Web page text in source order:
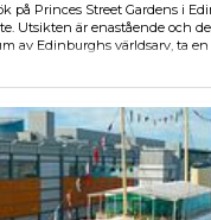
på Princes Street Gardens i
Utsikten är enastående och
av Edinburghs världsarv, ta
bättre, hitta en bänk och njut